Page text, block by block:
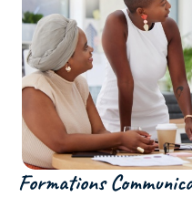
Formations